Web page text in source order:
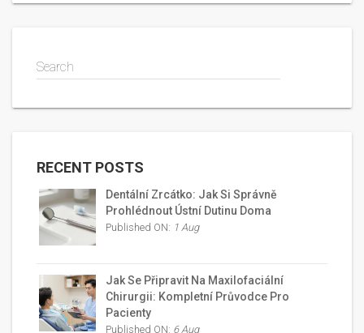
Search
RECENT POSTS
Dentální Zrcátko: Jak Si Správně
Prohlédnout Ústní Dutinu Doma
Published ON: 1 Aug
Jak Se Připravit Na Maxilofaciální
Chirurgii: Kompletní Průvodce Pro
Pacienty
Published ON: 6 Aug